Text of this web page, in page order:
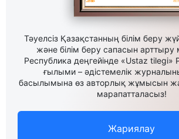
Тәуелсіз Қазақстанның білім беру
және білім беру сапасын арттыру
Республика деңгейінде «Ustaz tilegi»
ғылыми – әдістемелік
басылымына өз авторлық жұмысын
марапатталасыз!
Жариялау